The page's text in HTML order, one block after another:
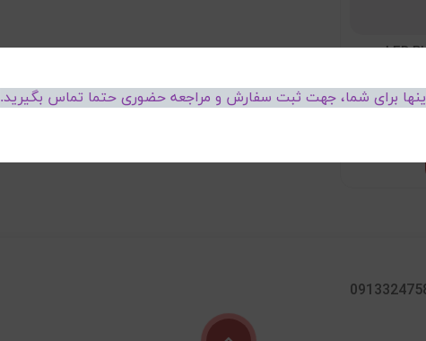
برای شما، جهت ثبت سفارش و مراجعه حضوری حتما تماس بگیرید.